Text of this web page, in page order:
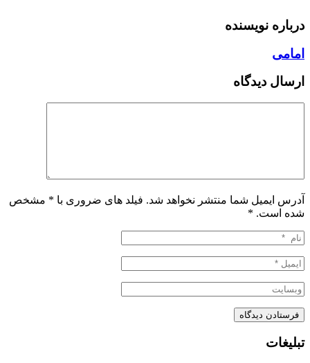
درباره نویسنده
امامی
ارسال دیدگاه
آدرس ایمیل شما منتشر نخواهد شد. فیلد های ضروری با * مشخص
شده است. *
تبلیغات